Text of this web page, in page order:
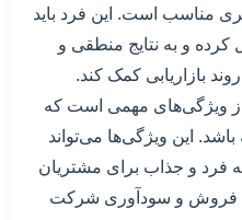
مناسب است. این فرد باید
کرده و به نتایج منطقی و
بازاریابی کمک کند.
از ویژگی‌های مهمی است که
این ویژگی‌ها می‌تواند
فرد و جذاب برای مشتریان
فروش و سودآوری شرکت